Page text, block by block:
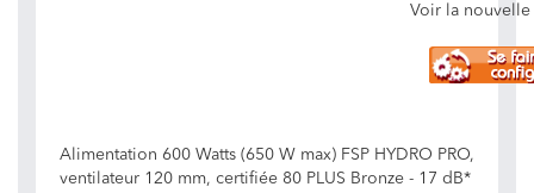
Voir la nouvelle
Alimentation 600 Watts (650 W max) FSP HYDRO PRO,
ventilateur 120 mm, certifiée 80 PLUS Bronze - 17 dB*